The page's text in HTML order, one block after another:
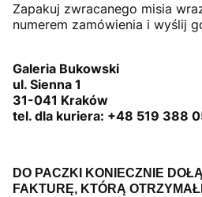
Zapakuj zwracanego misia
numerem zamówienia i wyślij
Galeria Bukowski
ul. Sienna 1
31-041 Kraków
tel. dla kuriera: +48 519 388
DO PACZKI KONIECZNIE
FAKTURĘ, KTÓRĄ